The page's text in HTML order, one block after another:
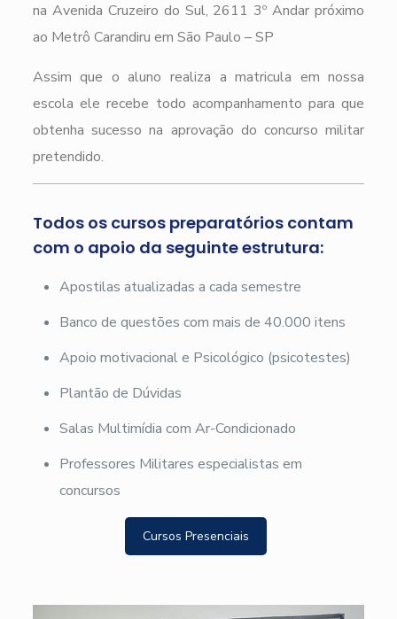
na Avenida Cruzeiro do Sul, 2611 3º Andar próximo
ao Metrô Carandiru em São Paulo – SP
Assim que o aluno realiza a matricula em nossa
escola ele recebe todo acompanhamento para que
obtenha sucesso na aprovação do concurso militar
pretendido.
Todos os cursos preparatórios contam
com o apoio da seguinte estrutura:
Apostilas atualizadas a cada semestre
Banco de questões com mais de 40.000 itens
Apoio motivacional e Psicológico (psicotestes)
Plantão de Dúvidas
Salas Multimídia com Ar-Condicionado
Professores Militares especialistas em
concursos
Cursos Presenciais